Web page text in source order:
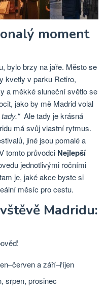
moment
bylo brzy na jaře. Město se
kvetly v parku Retiro,
a měkké sluneční světlo se
jako by mě Madrid volal
Ale tady je krásná
má svůj vlastní rytmus.
jiné jsou pomalé a
tomto průvodci Nejlepší
jednotlivými ročními
je, jaké akce byste si
měsíc pro cestu.
Madridu:
a září–říjen
srpen, prosinec